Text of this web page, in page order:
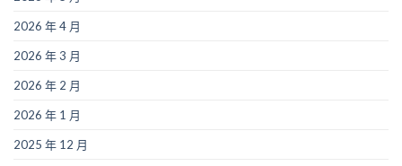
2026 年 4 月
2026 年 3 月
2026 年 2 月
2026 年 1 月
2025 年 12 月